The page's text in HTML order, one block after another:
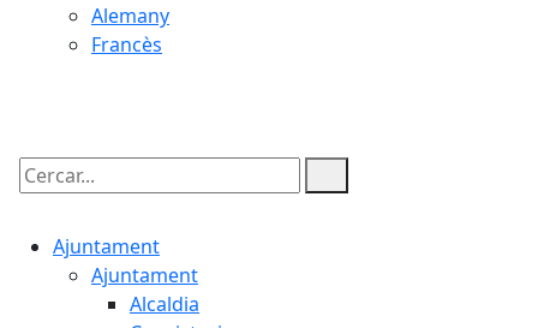
Alemany
Francès
Cercar:
Ajuntament
Ajuntament
Alcaldia